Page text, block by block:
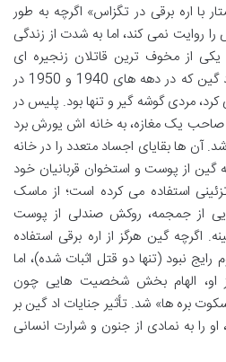
با اره برقی در تگزاس» اگرچه به طور
روایت نمی کند، اما به شدت از زندگی
یکی از مخوف ترین قاتلان زنجیره ای
آمریکا، الهام گرفته شده است. اد گین که در دهه های 1940 و 1950 در
مردی گوشه گیر و تنها بود. پلیس در
شدن صاحب یک مغازه، به خانه اش یورش برد
آن ها بقایای اجساد متعدد را در خانه
از پوست و استخوان قربانیان خود
استفاده می کرده است؛ از ماسک
از جمجمه، روکش صندلی از پوست
اگرچه گین هرگز از اره برقی استفاده
نبود (تنها دو قتل اثبات شده)، اما
او، الهام بخش شخصیت هایی چون
بره ها» شد. تأثیر جنایات اد گین بر
را به نمادی از جنون و شرارت انسانی